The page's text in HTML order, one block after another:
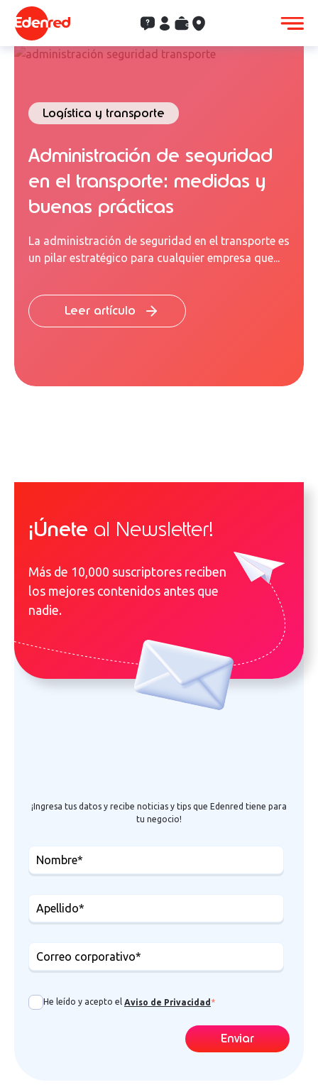
Contacto
Clientes
SaldoAceptación
Logística y transporte
Administración de seguridad
en el transporte: medidas y
buenas prácticas
La administración de seguridad en el transporte es
un pilar estratégico para cualquier empresa que...
Leer artículo
¡Únete al Newsletter!
Más de 10,000 suscriptores reciben
los mejores contenidos antes que
nadie.
¡Ingresa tus datos y recibe noticias y tips que Edenred tiene para
tu negocio!
He leído y acepto el Aviso de Privacidad *